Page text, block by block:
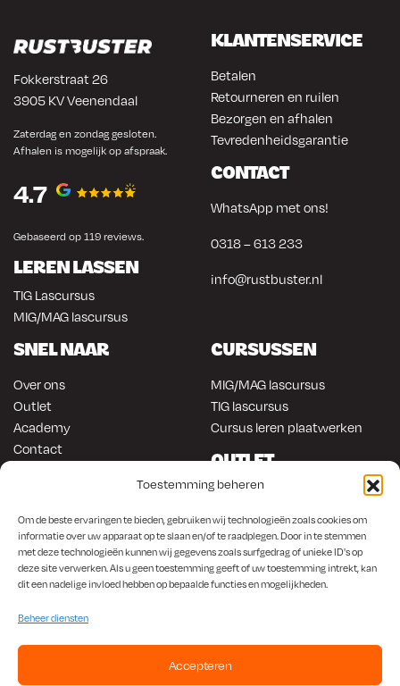
Toestemming beheren
Om de beste ervaringen te bieden, gebruiken wij technologieën zoals cookies om
informatie over uw apparaat op te slaan en/of te raadplegen. Door in te stemmen
met deze technologieën kunnen wij gegevens zoals surfgedrag of unieke ID's op
deze site verwerken. Als u geen toestemming geeft of uw toestemming intrekt, kan
dit een nadelige invloed hebben op bepaalde functies en mogelijkheden.
Beheer diensten
Accepteren
Fokkerstraat 26
3905 KV Veenendaal
Zaterdag en zondag gesloten.
Afhalen is mogelijk op afspraak.
4.7
Gebaseerd op 119 reviews.
LEREN LASSEN
TIG Lascursus
MIG/MAG lascursus
KLANTENSERVICE
Betalen
Retourneren en ruilen
Bezorgen en afhalen
Tevredenheidsgarantie
CONTACT
WhatsApp met ons!
0318 – 613 233
info@rustbuster.nl
SNEL NAAR
Over ons
Outlet
Academy
Contact
ONLINE KOPEN
Lasapparatuur
Anti-roest producten
Werkplaats en automotive
Autorestauratie en plaatwerk
CURSUSSEN
MIG/MAG lascursus
TIG lascursus
Cursus leren plaatwerken
OUTLET
Gereedschap
Om en in de auto werken
Lasapparatuur
Overige producten